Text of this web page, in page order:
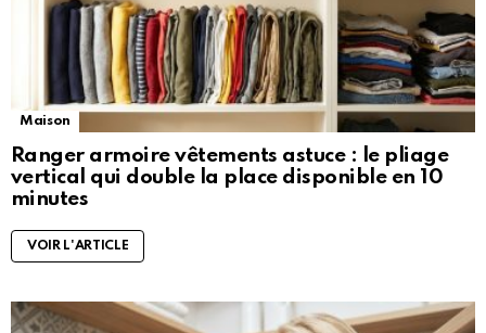
Maison
Ranger armoire vêtements astuce : le pliage
vertical qui double la place disponible en 10
minutes
VOIR L'ARTICLE